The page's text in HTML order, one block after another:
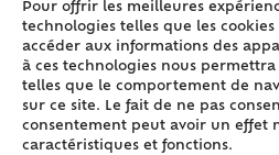
Pour offrir les meilleures
technologies telles que les
accéder aux informations des
à ces technologies nous
telles que le comportement de
sur ce site. Le fait de ne pas
consentement peut avoir un effet
caractéristiques et fonctions.
ACCÈS
Accueil
Plan du
Mentions